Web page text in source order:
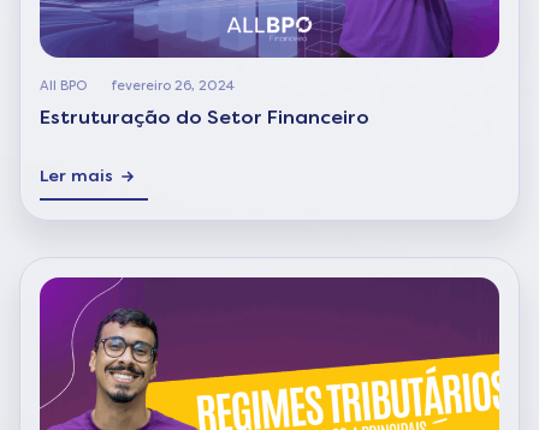
All BPO fevereiro 26, 2024
Estruturação do Setor Financeiro
Ler mais